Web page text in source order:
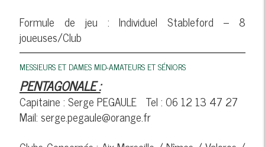
Formule de jeu : Individuel Stableford – 8
joueuses/Club
MESSIEURS ET DAMES MID-AMATEURS ET SÉNIORS
PENTAGONALE :
Capitaine : Serge PEGAULE Tel : 06 12 13 47 27
Mail: serge.pegaule@orange.fr